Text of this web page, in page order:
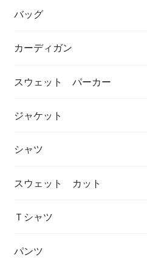
バッグ
カーディガン
スウェット パーカー
ジャケット
シャツ
スウェット カット
Ｔシャツ
パンツ